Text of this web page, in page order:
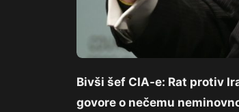
Bivši šef CIA-e: Rat protiv
govore o nečemu